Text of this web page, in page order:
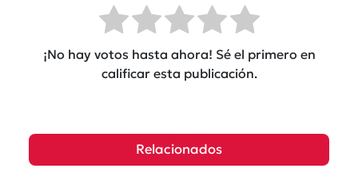
¡No hay votos hasta ahora! Sé el primero en
calificar esta publicación.
Relacionados